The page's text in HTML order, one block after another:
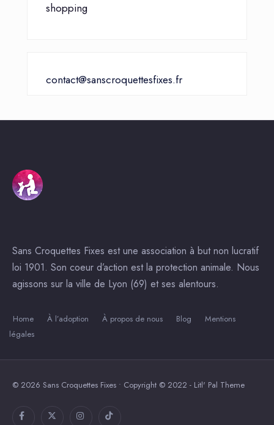
shopping
contact@sanscroquettesfixes.fr
Sans Croquettes Fixes est une association à but non lucratif
loi 1901. Son coeur d’action est la protection animale. Nous
agissons sur la ville de Lyon (69) et ses alentours.
Home À l’adoption À propos de nous Blog
Mentions
légales
© 2026 Sans Croquettes Fixes • Copyright © 2022 - Litl' Pal Theme